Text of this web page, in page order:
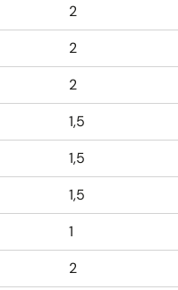
2
2
2
1,5
1,5
1,5
1
2